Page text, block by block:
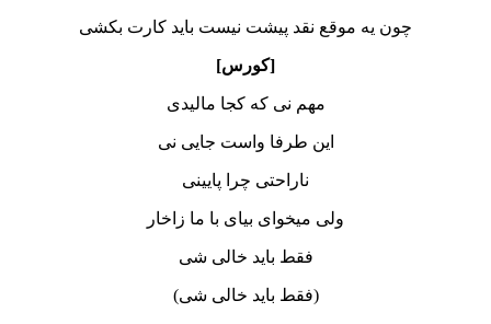
چون یه موقع نقد پیشت نیست باید کارت بکشی
[کورس]
مهم نی که کجا مالیدی
این طرفا واست جایی نی
ناراحتی چرا پایینی
ولی میخوای بیای با ما زاخار
فقط باید خالی شی
(فقط باید خالی شی)